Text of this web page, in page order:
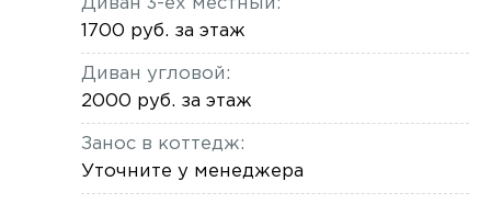
Диван 3-ех местный:
1700 руб. за этаж
Диван угловой:
2000 руб. за этаж
Занос в коттедж:
Уточните у менеджера